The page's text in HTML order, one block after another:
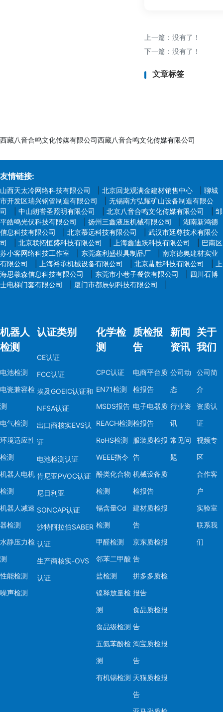
- 欧盟进口商、零售
4. 品牌信誉：
- 符合EN71标准的
- 加急服务：可缩短
七、检测认证所需
- 产品名称、型号、
2. 样品要求：
- 成品玩具（根据检
3. 技术文件：
- 设计图纸、生产工
4. 申请表：
- 填写检测项目（如
欧盟）。
1. 年龄分组：
- 玩具需根据适用年
2. 标签与警告语：
- 玩具包装需标明CE
息风险）。
3:2019）。
4. 供应链管理：
- 确保原材料（如塑
需根据产品特性选择
生产工艺符合标准。
BV等）进行检测认证
上一篇：没有了！
下一篇：没有了！
文章标签
西藏八音合鸣文化传媒有限公司西藏八音合鸣文化传媒有限公司
友情链接:
山西天太冷网络科技有限公司 北京回龙观满金建材销售中心
聊城
市开发区瑞兴钢管制造有限公司
无锡南方弘耀矿山设备制造有限公
司
中山朗誉圣照明有限公司 北京八音合鸣文化传媒有限公司
邹
平皓鸣光伏科技有限公司
扬州三鑫液压机械有限公司
湖南新鸿德
信息科技有限公司
北京慕远科技有限公司
武汉市廷尊技术有限公
司
北京联拓恒盛科技有限公司 上海鑫迪跃科技有限公司
巴南区
苏小客网络科技工作室
东莞鑫利盛模具制品厂
南京德奥建材实业
有限公司
上海裕承机械设备有限公司 北京蜚胜科技有限公司
上
海思羲森信息科技有限公司
东莞市小巷子餐饮有限公司
四川石博
士电梯门套有限公司
厦门市都辰钊科技有限公司
机器人
检测
电池检测
电瓷兼容检
测
电气检测
环境适应性
检测
机器人电机
检测
机器人减速
器检测
水静压力检
测
性能检测
噪声检测
认证类别
CE认证
FCC认证
埃及GOEIC认证和
NFSA认证
出口商核实EVS认
证
电池检测认证
肯尼亚PVOC认证
尼日利亚
SONCAP认证
沙特阿拉伯SABER
认证
生产商核实-OVS
认证
化学检
测
CPC认证
EN71检测
MSDS报告
REACH检测
RoHS检测
WEEE指令
酚类化合物
检测
镉含量Cd
检测
甲醛检测
邻苯二甲酸
盐检测
镍释放量检
测
食品级检测
五氨苯酚检
测
有机锡检测
质检报
告
电商平台质
检报告
电子电器质
检报告
服装质检报
告
机械设备质
检报告
建材质检报
告
京东质检报
告
拼多多质检
报告
食品质检报
告
淘宝质检报
告
天猫质检报
告
新闻
资讯
公司动
态
行业资
讯
常见问
题
关于
我们
公司简
介
资质认
证
视频专
区
合作客
户
实验室
联系我
们